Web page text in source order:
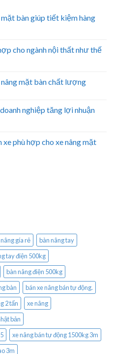
bàn giúp tiết kiệm hàng
cho ngành nội thất như thế
nâng mặt bàn chất lượng
nghiệp tăng lợi nhuận
phù hợp cho xe nâng mặt
gía rẻ
bàn nâng tay
tay điện 500kg
bàn nâng điện 500kg
bàn
bán xe nâng bán tự động.
2 tấn
xe nâng
bản
xe nâng bán tự động 1500kg 3m
3m